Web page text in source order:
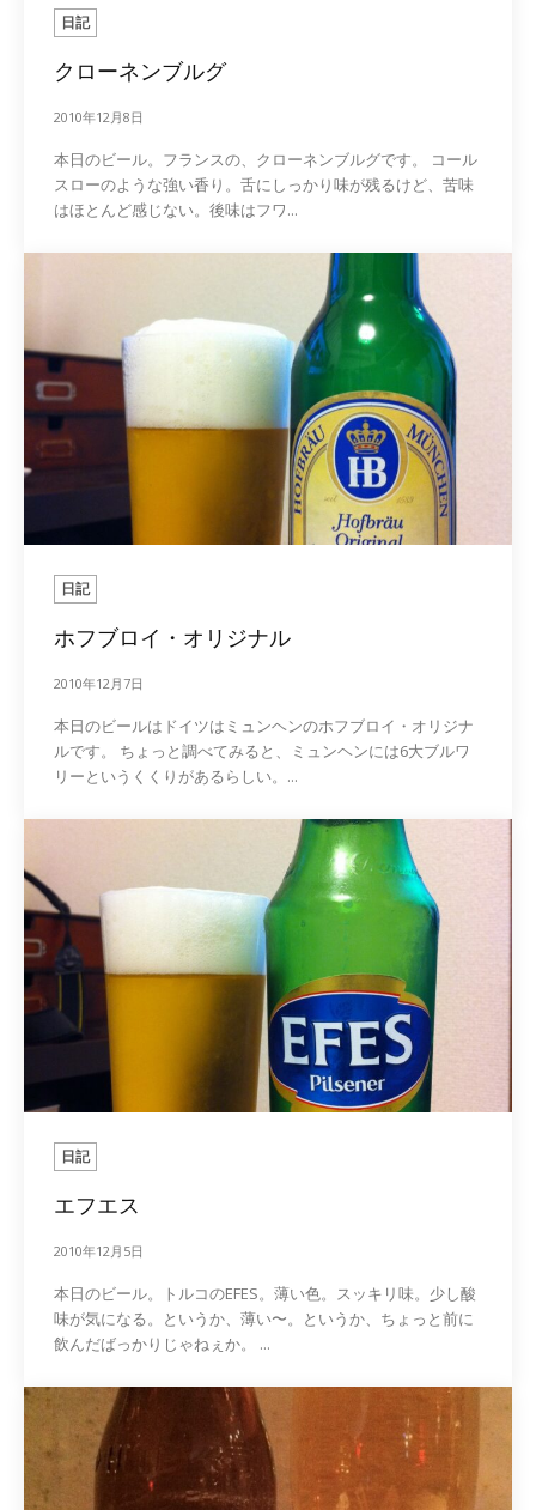
日記
クローネンブルグ
2010年12月8日
本日のビール。フランスの、クローネンブルグです。 コール
スローのような強い香り。舌にしっかり味が残るけど、苦味
はほとんど感じない。後味はフワ...
日記
ホフブロイ・オリジナル
2010年12月7日
本日のビールはドイツはミュンヘンのホフブロイ・オリジナ
ルです。 ちょっと調べてみると、ミュンヘンには6大ブルワ
リーというくくりがあるらしい。...
日記
エフエス
2010年12月5日
本日のビール。トルコのEFES。薄い色。スッキリ味。少し酸
味が気になる。というか、薄い〜。というか、ちょっと前に
飲んだばっかりじゃねぇか。 ...